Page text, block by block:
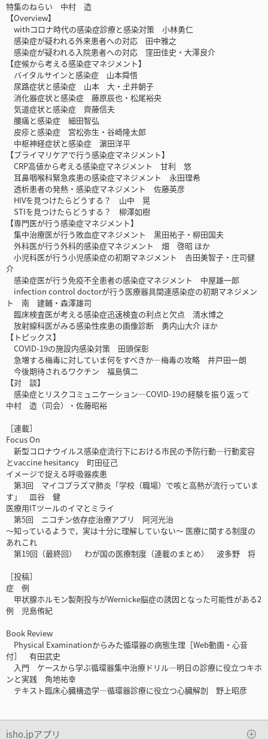
特集のねらい 中村 造
【Overview】
withコロナ時代の感染症診療と感染対策 小林勇仁
感染症が疑われる外来患者への対応 田中雅之
感染症が疑われる入院患者への対応 窪田佳史・大澤良介
【症候から考える感染症マネジメント】
バイタルサインと感染症 山本舜悟
尿路症状と感染症 山本 大・𡈽井朝子
消化器症状と感染症 藤原辰也・松尾裕央
気道症状と感染症 齊藤信夫
腰痛と感染症 細田智弘
皮疹と感染症 宮松弥生・谷崎隆太郎
中枢神経症状と感染症 濵田洋平
【プライマリケアで行う感染症マネジメント】
CRP高値から考える感染症マネジメント 甘利 悠
耳鼻咽喉科緊急疾患の感染症マネジメント 永田理希
透析患者の発熱・感染症マネジメント 佐藤英彦
HIVを見つけたらどうする？ 山中 晃
STIを見つけたらどうする？ 柳澤如樹
【専門医が行う感染症マネジメント】
集中治療医が行う敗血症マネジメント 黒田祐子・柳田国夫
外科医が行う外科的感染症マネジメント 畑 啓昭 ほか
小児科医が行う小児感染症の初期マネジメント 𠮷田美智子・庄司健
介
感染症医が行う免疫不全患者の感染症マネジメント 中屋雄一郎
infection control doctorが行う医療器具関連感染症の初期マネジメン
ト 南 建輔・森澤雄司
臨床検査医が考える感染症迅速検査の利点と欠点 清水博之
放射線科医がみる感染性疾患の画像診断 勇内山大介 ほか
【トピックス】
COVID-19の施設内感染対策 田頭保彰
急増する梅毒に対していま何をすべきか―梅毒の攻略 井戸田一朗
今後期待されるワクチン 福島慎二
【対 談】
感染症とリスクコミュニケーション―COVID-19の経験を振り返って
中村 造（司会）・佐藤昭裕
［連載］
Focus On
新型コロナウイルス感染症流行下における市民の予防行動―行動変容
とvaccine hesitancy 町田征己
イメージで捉える呼吸器疾患
第3回 マイコプラズマ肺炎「学校（職場）で咳と高熱が流行っていま
す」 皿谷 健
医療用ITツールのイマとミライ
第5回 ニコチン依存症治療アプリ 阿河光治
～知っているようで，実は十分に理解していない～ 医療に関する制度の
あれこれ
第19回（最終回） わが国の医療制度（連載のまとめ） 波多野 将
［投稿］
症 例
甲状腺ホルモン製剤投与がWernicke脳症の誘因となった可能性がある2
例 児島侑紀
Book Review
Physical Examinationからみた循環器の病態生理［Web動画・心音
付］ 有田武史
入門 ケースから学ぶ循環器集中治療ドリル―明日の診療に役立つキホ
ンと実践 角地祐幸
テキスト臨床心臓構造学―循環器診療に役立つ心臓解剖 野上昭彦
isho.jpアプリ